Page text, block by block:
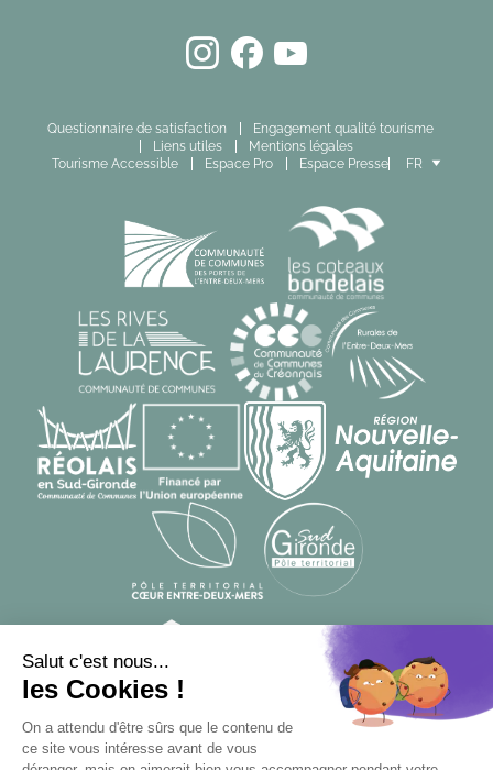
Questionnaire de satisfaction
Engagement qualité tourisme
Liens utiles
Mentions légales
Tourisme Accessible
Espace Pro Espace Presse
FR